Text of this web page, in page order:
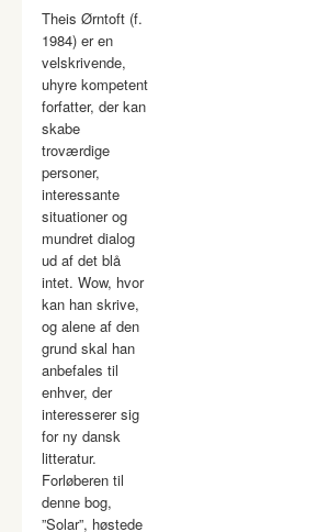
Theis Ørntoft (f.
1984) er en
velskrivende,
uhyre kompetent
forfatter, der kan
skabe
troværdige
personer,
interessante
situationer og
mundret dialog
ud af det blå
intet. Wow, hvor
kan han skrive,
og alene af den
grund skal han
anbefales til
enhver, der
interesserer sig
for ny dansk
litteratur.
Forløberen til
denne bog,
”Solar”, høstede